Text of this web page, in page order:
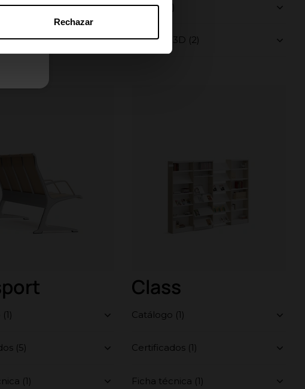
Rechazar
(2)
Galería (1)
Librerías 3D (2)
(5)
(1)
Class
Catálogo (1)
Certificados (1)
Ficha técnica (1)